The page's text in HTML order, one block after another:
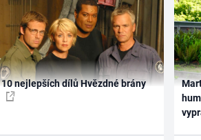
10 nejlepších dílů Hvězdné brány